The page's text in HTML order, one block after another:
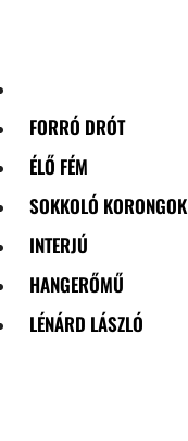
FORRÓ DRÓT
ÉLŐ FÉM
SOKKOLÓ KORONGOK
INTERJÚ
HANGERŐMŰ
LÉNÁRD LÁSZLÓ